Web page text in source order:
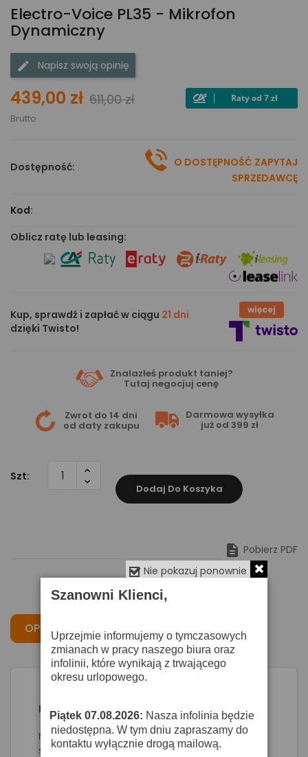
Electro-Voice PL35 - Mikrofon
Dynamiczny
Napisz swoją opinię
439,00 zł 611,00 zł
Brutto
Dostępność:
O DOSTĘPNOŚĆ ZAPYTAJ
SPRZEDAWCĘ
Kod:
Oblicz ratę lub leasing:
Kup, sprawdź i zapłać w ciągu 21 dni
dzięki Twisto!
więcej
Znalazłeś produkt taniej?
Tutaj negocjuj cenę
Zwrot do 14 dni
od daty zakupu
Darmowa wysyłka
już od 399 zł
Szt:
Dodaj Do Koszyka
 Pobierz PDF
OPIS CECHY OPINIE
Electro-Voice PL35 - mikrofon dynamiczny
Mikrofon z przeznaczeniem na scenę i do
studia domowego.
Nie pokazuj ponownie
Szanowni Klienci,
Uprzejmie informujemy o tymczasowych
zmianach w pracy naszego biura oraz
infolinii, które wynikają z trwającego
okresu urlopowego.
· Piątek 07.08.2026: Nasza infolinia będzie
niedostępna. W tym dniu zapraszamy do
kontaktu wyłącznie drogą mailową.